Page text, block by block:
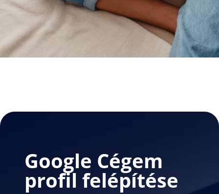
Google Cégem
profil felépítése